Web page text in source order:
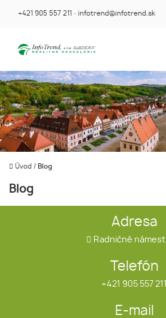
+421 905 557 211 · infotrend@infotrend.sk
Úvod / Blog
Blog
Adresa
Radničné
Telefón
+421 905 557 211
E-mail